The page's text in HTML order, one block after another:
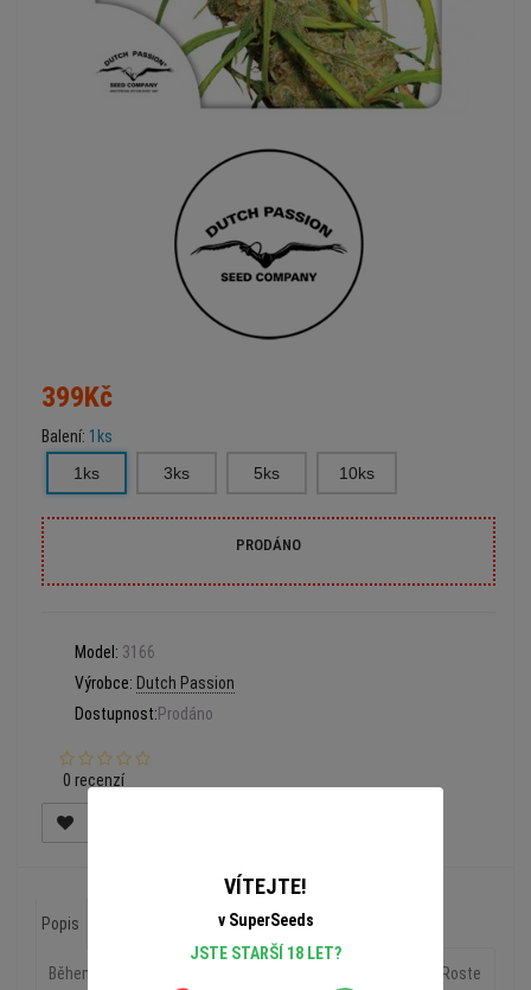
399Kč
Balení: 1ks
1ks
3ks 5ks 10ks
PRODÁNO
Model: 3166
Výrobce: Dutch Passion
Dostupnost:Prodáno
0 recenzí
Popis
Během vegetativního růstu potřebuje Desfrán málo výživy. Roste
VÍTEJTE!
v SuperSeeds
JSTE STARŠÍ 18 LET?